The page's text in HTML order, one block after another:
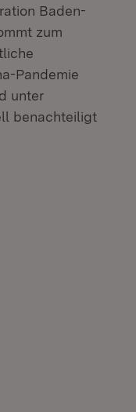
Baden-
zum
Pandemie
unter
benachteiligt